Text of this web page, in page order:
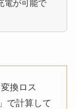
電が可能で
換ロス
で計算して